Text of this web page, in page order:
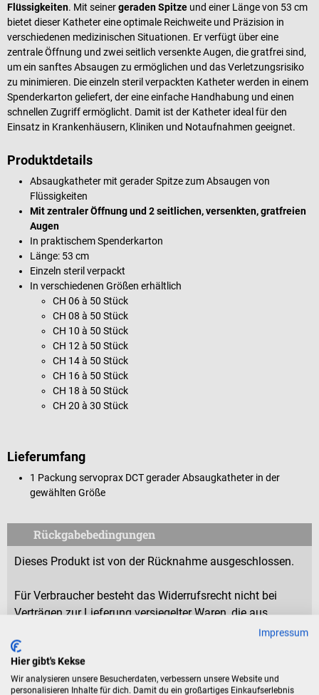
Flüssigkeiten. Mit seinergeraden Spitze und einer Länge von 53 cm
bietet dieser Katheter eine optimale Reichweite und Präzision in
verschiedenen medizinischen Situationen. Er verfügt über eine
zentrale Öffnung und zwei seitlich versenkte Augen, die gratfrei sind,
um ein sanftes Absaugen zu ermöglichen und das Verletzungsrisiko
zu minimieren. Die einzeln steril verpackten Katheter werden in einem
Spenderkarton geliefert, der eine einfache Handhabung und einen
schnellen Zugriff ermöglicht. Damit ist der Katheter ideal für den
Einsatz in Krankenhäusern, Kliniken und Notaufnahmen geeignet.
Produktdetails
Absaugkatheter mit gerader Spitze zum Absaugen von
Flüssigkeiten
Mit zentraler Öffnung und 2 seitlichen, versenkten, gratfreien
Augen
In praktischem Spenderkarton
Länge: 53 cm
Einzeln steril verpackt
In verschiedenen Größen erhältlich
CH 06 à 50 Stück
CH 08 à 50 Stück
CH 10 à 50 Stück
CH 12 à 50 Stück
CH 14 à 50 Stück
CH 16 à 50 Stück
CH 18 à 50 Stück
CH 20 à 30 Stück
Lieferumfang
1 Packung servoprax DCT gerader Absaugkatheter in der
gewählten Größe
Rückgabebedingungen
Dieses Produkt ist von der Rücknahme ausgeschlossen.
Für Verbraucher besteht das Widerrufsrecht nicht bei
Verträgen zur Lieferung versiegelter Waren, die aus
Gründen des Gesundheitsschutzes oder der Hygiene nicht
zur Rückgabe geeignet sind, wenn ihre Versiegelung nach
der Lieferung entfernt wurde.
Impressum
Hier gibt's Kekse
Wir analysieren unsere Besucherdaten, verbessern unsere Website und
personalisieren Inhalte für dich. Damit du ein großartiges Einkaufserlebnis